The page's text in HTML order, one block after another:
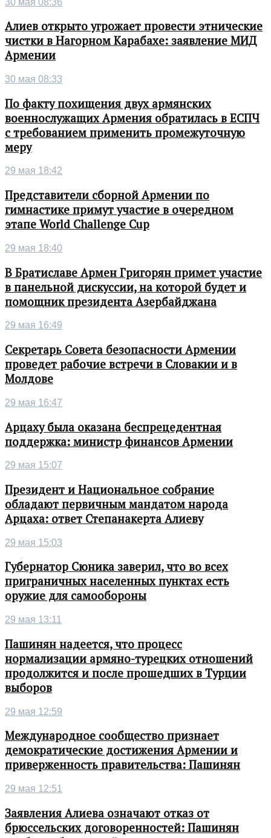
Алиев открыто угрожает провести этнические
чистки в Нагорном Карабахе: заявление МИД
Армении
30 мая 08:33
По факту похищения двух армянских
военнослужащих Армения обратилась в ЕСПЧ
с требованием применить промежуточную
меру
29 мая 18:42
Представители сборной Армении по
гимнастике примут участие в очередном
этапе World Challenge Cup
29 мая 18:40
В Братиславе Армен Григорян примет участие
в панельной дискуссии, на которой будет и
помощник президента Азербайджана
29 мая 16:49
Секретарь Совета безопасности Армении
проведет рабочие встречи в Словакии и в
Молдове
29 мая 16:47
Арцаху была оказана беспрецедентная
поддержка: министр финансов Армении
29 мая 15:07
Президент и Национальное собрание
обладают первичным мандатом народа
Арцаха: ответ Степанакерта Алиеву
29 мая 15:03
Губернатор Сюника заверил, что во всех
приграничных населенных пунктах есть
оружие для самообороны
29 мая 13:11
Пашинян надеется, что процесс
нормализации армяно-турецких отношений
продолжится и после прошедших в Турции
выборов
29 мая 12:59
Международное сообщество признает
демократические достижения Армении и
приверженность правительства: Пашинян
29 мая 12:51
Заявления Алиева означают отказ от
брюссельских договоренностей: Пашинян